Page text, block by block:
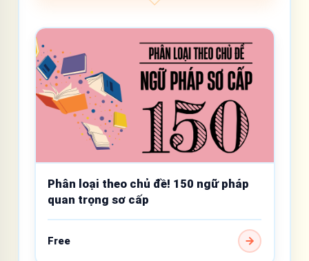
Phân loại theo chủ đề! 150 ngữ pháp
quan trọng sơ cấp
Free